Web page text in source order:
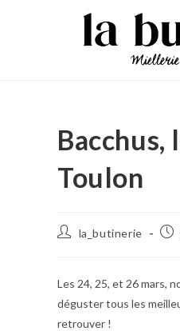
Bacchus,
Toulon
la_butinerie
Les 24, 25, et 26 mars,
déguster tous les
retrouver !